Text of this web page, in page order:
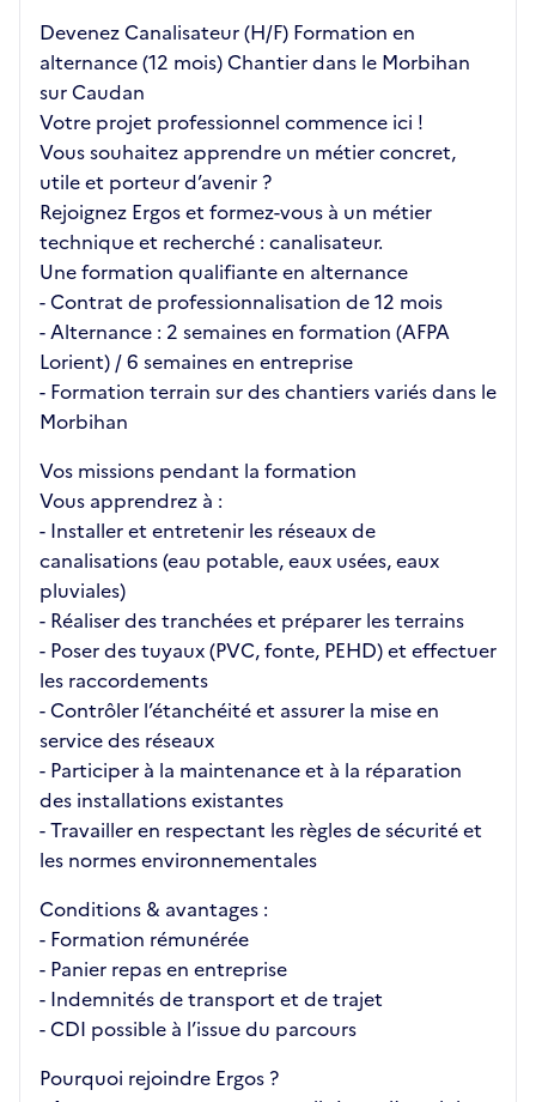
Devenez Canalisateur (H/F) Formation en
alternance (12 mois) Chantier dans le Morbihan
sur Caudan
Votre projet professionnel commence ici !
Vous souhaitez apprendre un métier concret,
utile et porteur d’avenir ?
Rejoignez Ergos et formez-vous à un métier
technique et recherché : canalisateur.
Une formation qualifiante en alternance
- Contrat de professionnalisation de 12 mois
- Alternance : 2 semaines en formation (AFPA
Lorient) / 6 semaines en entreprise
- Formation terrain sur des chantiers variés dans le
Morbihan
Vos missions pendant la formation
Vous apprendrez à :
- Installer et entretenir les réseaux de
canalisations (eau potable, eaux usées, eaux
pluviales)
- Réaliser des tranchées et préparer les terrains
- Poser des tuyaux (PVC, fonte, PEHD) et effectuer
les raccordements
- Contrôler l’étanchéité et assurer la mise en
service des réseaux
- Participer à la maintenance et à la réparation
des installations existantes
- Travailler en respectant les règles de sécurité et
les normes environnementales
Conditions & avantages :
- Formation rémunérée
- Panier repas en entreprise
- Indemnités de transport et de trajet
- CDI possible à l’issue du parcours
Pourquoi rejoindre Ergos ?